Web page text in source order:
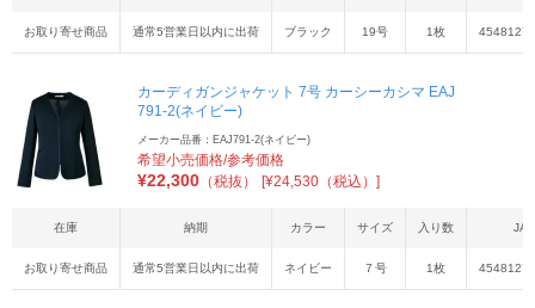
お取り寄せ商品 通常5営業日以内に出荷 ブラック 19号 1枚
カーディガンジャケット 7号 カーシーカシマ EAJ
791-2(ネイビー)
メーカー品番：EAJ791-2(ネイビー)
希望小売価格/参考価格
¥22,300 （税抜） [¥24,530（税込）]
在庫 納期 カラー サイズ 入り数 JAN
お取り寄せ商品 通常5営業日以内に出荷 ネイビー ７号 1枚